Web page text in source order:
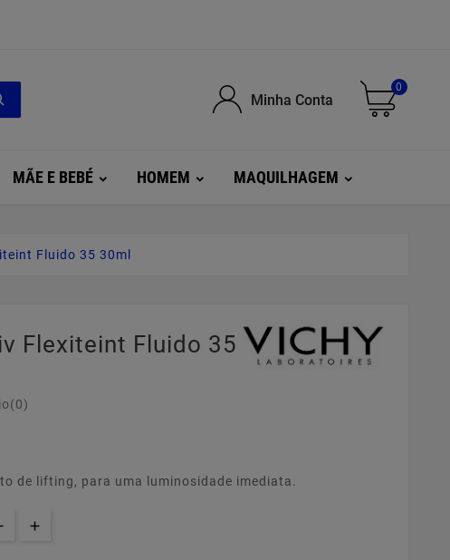
Minha Conta
0
MÃE E BEBÉ HOMEM MAQUILHAGEM
Fluido 35 30ml
Flexiteint Fluido 35
de lifting, para uma luminosidade imediata.